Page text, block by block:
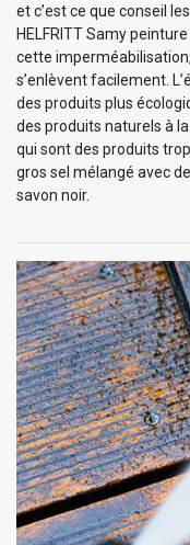
et c’est ce que conseil
HELFRITT Samy
cette
s’enlèvent facilement.
des produits plus
des produits naturels à
qui sont des produits
gros sel mélangé avec
savon noir.